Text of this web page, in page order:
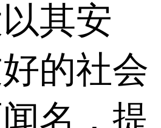
其安
的社会
名，提